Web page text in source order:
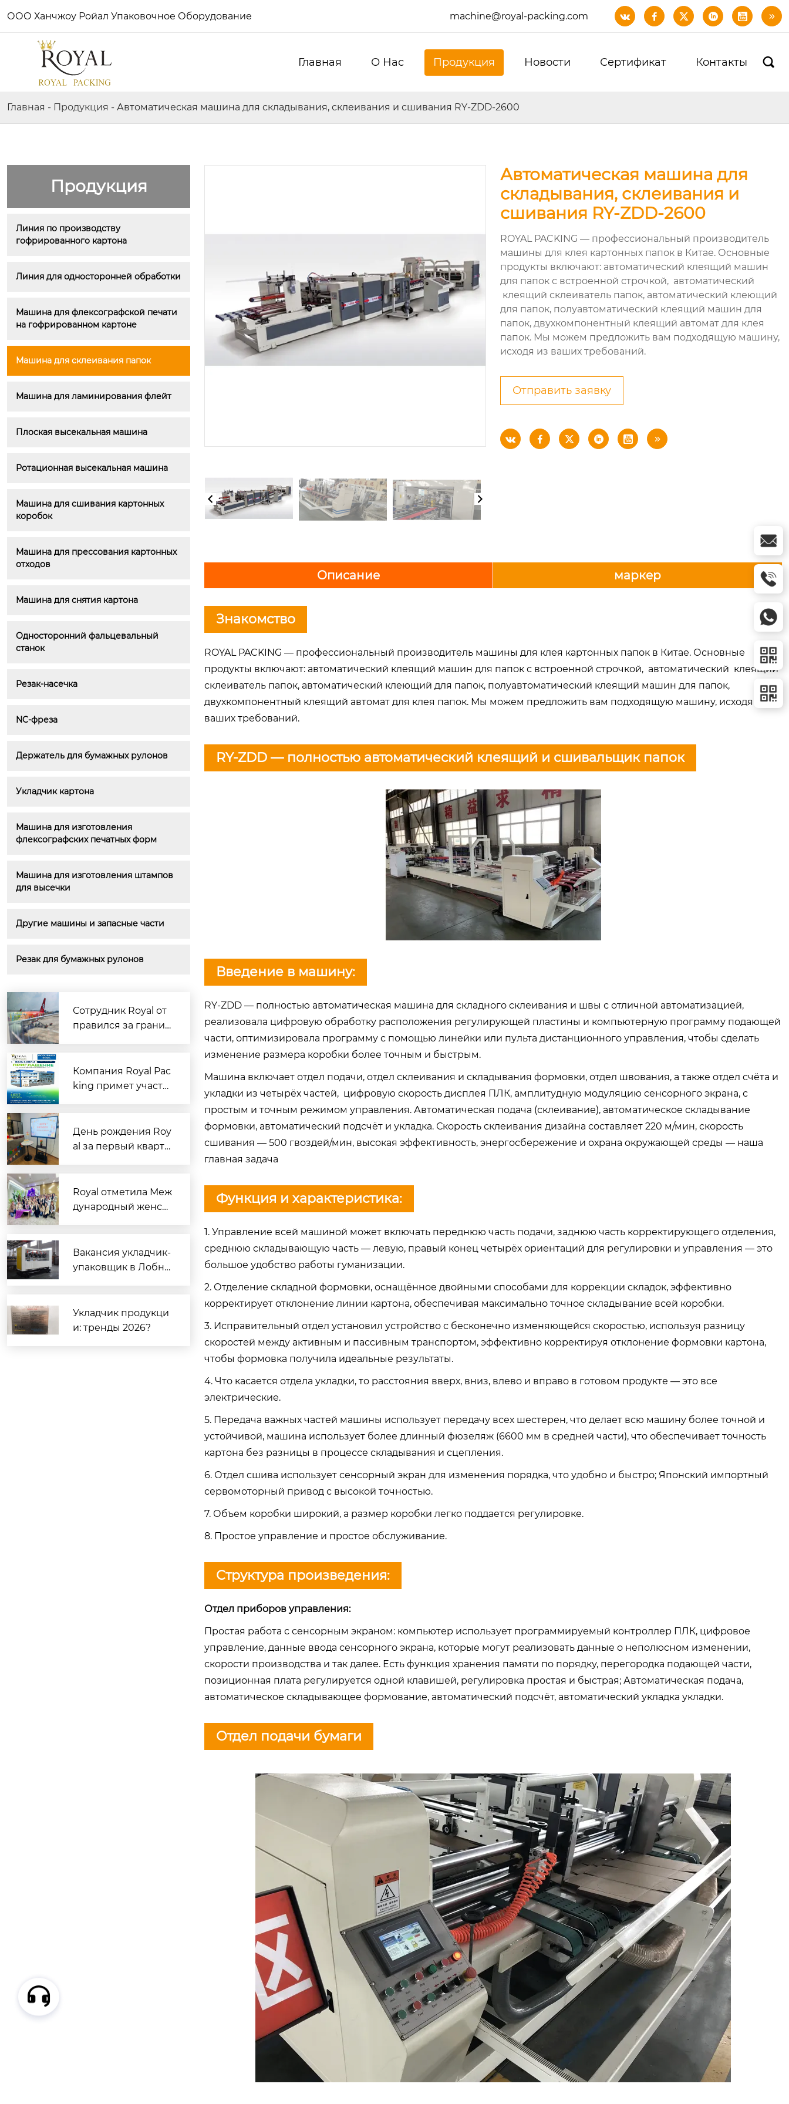
ООО Ханчжоу Ройал Упаковочное Оборудование machine@royal-packing.com      
Главная О Hас Продукция Новости Сертификат Контакты 
Главная - Продукция - Автоматическая машина для складывания, склеивания и сшивания RY-ZDD-2600
Продукция
Линия по производству
гофрированного картона
Линия для односторонней обработки
Машина для флексографской печати
на гофрированном картоне
Машина для склеивания папок
Машина для ламинирования флейт
Плоская высекальная машина
Ротационная высекальная машина
Машина для сшивания картонных
коробок
Машина для прессования картонных
отходов
Машина для снятия картона
Односторонний фальцевальный
станок
Резак-насечка
NC-фреза
Держатель для бумажных рулонов
Укладчик картона
Машина для изготовления
флексографских печатных форм
Машина для изготовления штампов
для высечки
Другие машины и запасные части
Резак для бумажных рулонов
Сотрудник Royal от
правился за границ
бота помогла успеш
но выполнить задач
Компания Royal Pac
king примет участи
День рождения Roy
al за первый кварта
рдца каждого имен
инника
Royal отметила Меж
дународный женск
дниц
Вакансия укладчик-
упаковщик в Лобне:
Укладчик продукци
и: тренды 2026?
Автоматическая машина для
складывания, склеивания и
сшивания RY-ZDD-2600
ROYAL PACKING — профессиональный производитель
машины для клея картонных папок в Китае. Основные
продукты включают: автоматический клеящий машин
для папок с встроенной строчкой, автоматический
клеящий склеиватель папок, автоматический клеющий
для папок, полуавтоматический клеящий машин для
папок, двухкомпонентный клеящий автомат для клея
папок. Мы можем предложить вам подходящую машину,
исходя из ваших требований.
Отправить заявку
     
Описание маркер
Знакомство
ROYAL PACKING — профессиональный производитель машины для клея картонных папок в Китае. Основные
продукты включают: автоматический клеящий машин для папок с встроенной строчкой, автоматический клеящий
склеиватель папок, автоматический клеющий для папок, полуавтоматический клеящий машин для папок,
двухкомпонентный клеящий автомат для клея папок. Мы можем предложить вам подходящую машину, исходя из
ваших требований.
RY-ZDD — полностью автоматический клеящий и сшивальщик папок
Введение в машину:
RY-ZDD — полностью автоматическая машина для складного склеивания и швы с отличной автоматизацией,
реализовала цифровую обработку расположения регулирующей пластины и компьютерную программу подающей
части, оптимизировала программу с помощью линейки или пульта дистанционного управления, чтобы сделать
изменение размера коробки более точным и быстрым.
Машина включает отдел подачи, отдел склеивания и складывания формовки, отдел швования, а также отдел счёта и
укладки из четырёх частей, цифровую скорость дисплея ПЛК, амплитудную модуляцию сенсорного экрана, с
простым и точным режимом управления. Автоматическая подача (склеивание), автоматическое складывание
формовки, автоматический подсчёт и укладка. Скорость склеивания дизайна составляет 220 м/мин, скорость
сшивания — 500 гвоздей/мин, высокая эффективность, энергосбережение и охрана окружающей среды — наша
главная задача
Функция и характеристика:
1. Управление всей машиной может включать переднюю часть подачи, заднюю часть корректирующего отделения,
среднюю складывающую часть — левую, правый конец четырёх ориентаций для регулировки и управления — это
большое удобство работы гуманизации.
2. Отделение складной формовки, оснащённое двойными способами для коррекции складок, эффективно
корректирует отклонение линии картона, обеспечивая максимально точное складывание всей коробки.
3. Исправительный отдел установил устройство с бесконечно изменяющейся скоростью, используя разницу
скоростей между активным и пассивным транспортом, эффективно корректируя отклонение формовки картона,
чтобы формовка получила идеальные результаты.
4. Что касается отдела укладки, то расстояния вверх, вниз, влево и вправо в готовом продукте — это все
электрические.
5. Передача важных частей машины использует передачу всех шестерен, что делает всю машину более точной и
устойчивой, машина использует более длинный фюзеляж (6600 мм в средней части), что обеспечивает точность
картона без разницы в процессе складывания и сцепления.
6. Отдел сшива использует сенсорный экран для изменения порядка, что удобно и быстро; Японский импортный
сервомоторный привод с высокой точностью.
7. Объем коробки широкий, а размер коробки легко поддается регулировке.
8. Простое управление и простое обслуживание.
Структура произведения:
Отдел приборов управления:
Простая работа с сенсорным экраном: компьютер использует программируемый контроллер ПЛК, цифровое
управление, данные ввода сенсорного экрана, которые могут реализовать данные о неполюсном изменении,
скорости производства и так далее. Есть функция хранения памяти по порядку, перегородка подающей части,
позиционная плата регулируется одной клавишей, регулировка простая и быстрая; Автоматическая подача,
автоматическое складывающее формование, автоматический подсчёт, автоматический укладка укладки.
Отдел подачи бумаги